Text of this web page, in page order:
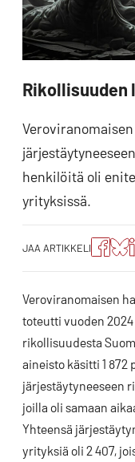
Rikollisuuden
henkilöitä oli
yrityksissä.
JAA ARTIKKELI
Jaa
Veroviranomaisen
toteutti vuoden
rikollisuudesta
aineisto käsitti 1
järjestäytyneeseen
joilla oli samaan
Yhteensä
yrityksiä oli 2 407,